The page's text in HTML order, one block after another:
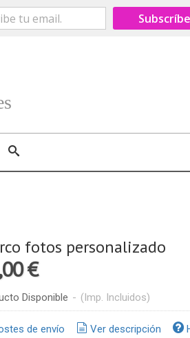
fotos personalizado
€
Disponible - (Imp. Incluidos)
de envío Ver descripción